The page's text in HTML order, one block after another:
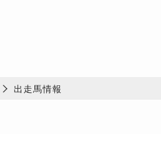
出走馬情報